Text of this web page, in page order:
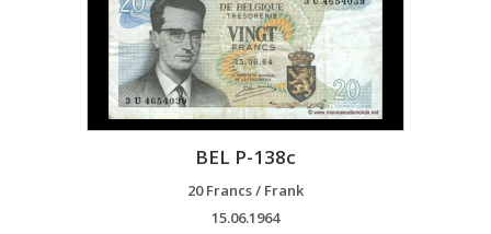
BEL P-138c
20 Francs / Frank
15.06.1964